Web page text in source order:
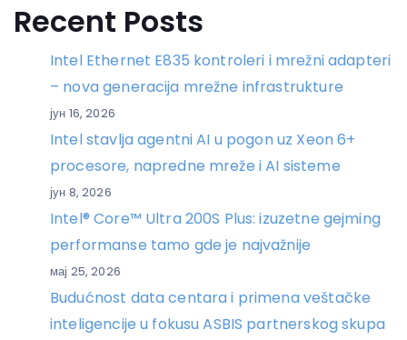
Recent Posts
Intel Ethernet E835 kontroleri i mrežni adapteri
– nova generacija mrežne infrastrukture
јун 16, 2026
Intel stavlja agentni AI u pogon uz Xeon 6+
procesore, napredne mreže i AI sisteme
јун 8, 2026
Intel® Core™ Ultra 200S Plus: izuzetne gejming
performanse tamo gde je najvažnije
мај 25, 2026
Budućnost data centara i primena veštačke
inteligencije u fokusu ASBIS partnerskog skupa